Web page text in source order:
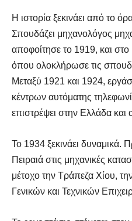
Η ιστορία ξεκινάει από το
Σπουδάζει μηχανολόγος
αποφοίτησε το 1919, και στο
όπου ολοκλήρωσε τις
Μεταξύ 1921 και 1924,
κέντρων αυτόματης
επιστρέψει στην Ελλάδα και
Το 1934 ξεκινάει δυναμικά.
Πειραιά στις μηχανικές
μέτοχο την Τράπεζα Χίου,
Γενικών και Τεχνικών